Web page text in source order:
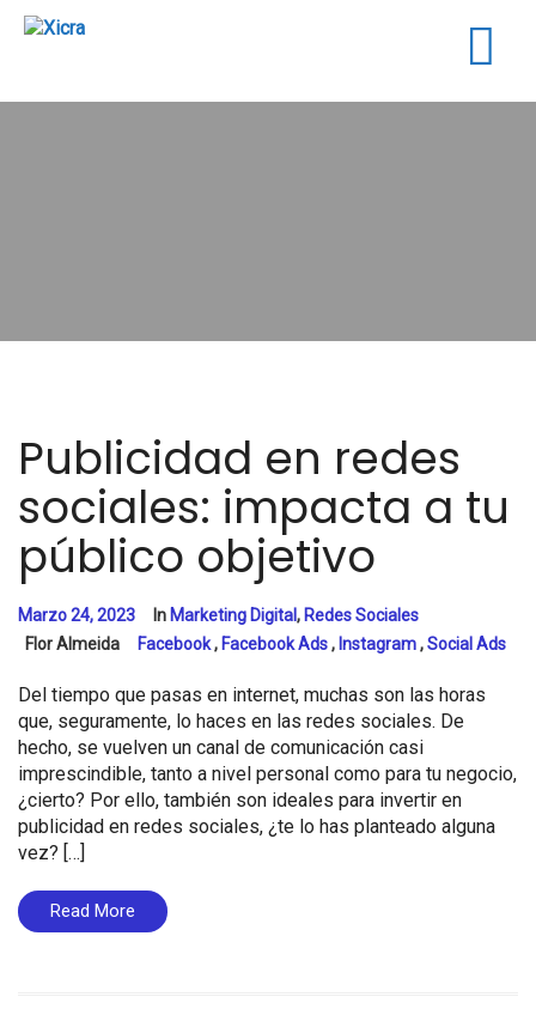
Publicidad en redes
sociales: impacta a tu
público objetivo
Marzo 24, 2023 In Marketing Digital, Redes Sociales
Flor Almeida
Facebook, Facebook Ads, Instagram,Social Ads
Del tiempo que pasas en internet, muchas son las horas
que, seguramente, lo haces en las redes sociales. De
hecho, se vuelven un canal de comunicación casi
imprescindible, tanto a nivel personal como para tu negocio,
¿cierto? Por ello, también son ideales para invertir en
publicidad en redes sociales, ¿te lo has planteado alguna
vez? […]
Read More